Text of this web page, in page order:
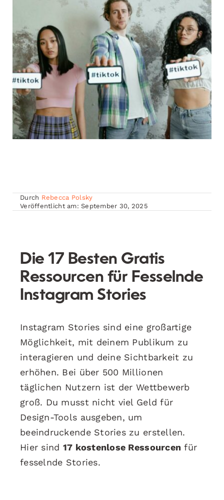
Durch Rebecca Polsky
Veröffentlicht am: September 30, 2025
Die 17 Besten Gratis
Ressourcen für Fesselnde
Instagram Stories
Instagram Stories sind eine großartige
Möglichkeit, mit deinem Publikum zu
interagieren und deine Sichtbarkeit zu
erhöhen. Bei über 500 Millionen
täglichen Nutzern ist der Wettbewerb
groß. Du musst nicht viel Geld für
Design-Tools ausgeben, um
beeindruckende Stories zu erstellen.
Hier sind 17 kostenlose Ressourcen für
fesselnde Stories.